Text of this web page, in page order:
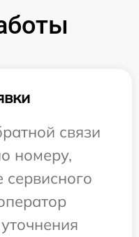
связи
номеру,
сервисного